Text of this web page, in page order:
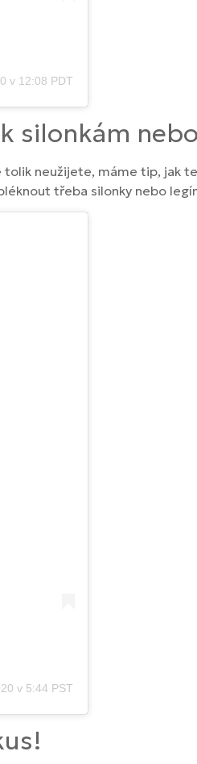
v 12:08 PDT
silonkám
neužijete, máme tip, jak
třeba silonky nebo
v 5:44 PST